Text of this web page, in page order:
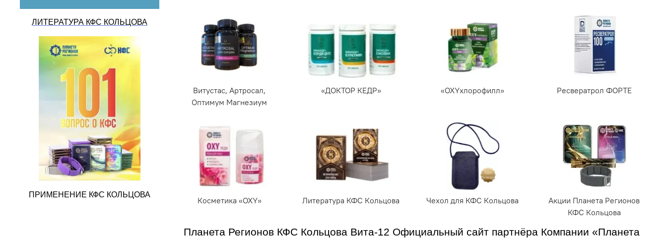
Витустас, Артросал,
Оптимум Магнезиум
«ДОКТОР КЕДР» «OXYхлорофилл» Ресвератрол ФОРТЕ
Косметика «OXY» Литература КФС Кольцова Чехол для КФС Кольцова
Акции Планета Регионов
КФС Кольцова
Планета Регионов КФС Кольцова Вита-12 Официальный сайт партнёра Компании «Планета
ЛИТЕРАТУРА КФС КОЛЬЦОВА
ПРИМЕНЕНИЕ КФС КОЛЬЦОВА